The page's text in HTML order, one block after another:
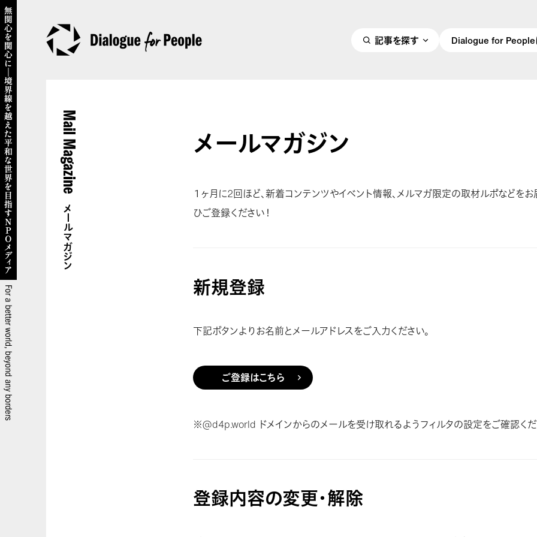
記事を探す Dialogue for People
Mail Magazine
メールマガジン
メールマガジン
１ヶ月に2回ほど、新着コンテンツやイベント情報、メルマガ限定の取材ルポなどをお
ひご登録ください！
新規登録
下記ボタンよりお名前とメールアドレスをご入力ください。
ご登録はこちら
※@d4p.world ドメインからのメールを受け取れるようフィルタの設定をご確認くだ
登録内容の変更・解除